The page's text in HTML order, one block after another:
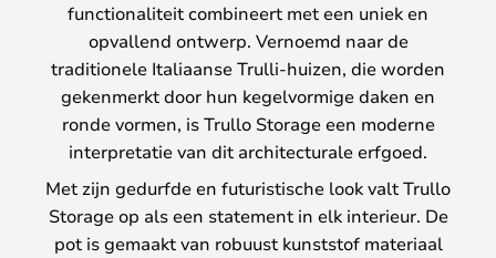
functionaliteit combineert met een uniek en
opvallend ontwerp. Vernoemd naar de
traditionele Italiaanse Trulli-huizen, die worden
gekenmerkt door hun kegelvormige daken en
ronde vormen, is Trullo Storage een moderne
interpretatie van dit architecturale erfgoed.
Met zijn gedurfde en futuristische look valt Trullo
Storage op als een statement in elk interieur. De
pot is gemaakt van robuust kunststof materiaal